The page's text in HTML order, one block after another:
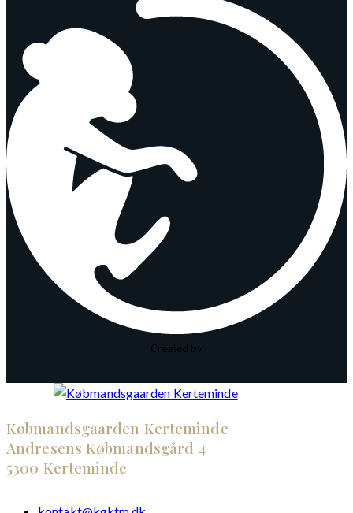
Created by
Købmandsgaarden Kerteminde
Andresens Købmandsgård 4
5300 Kerteminde